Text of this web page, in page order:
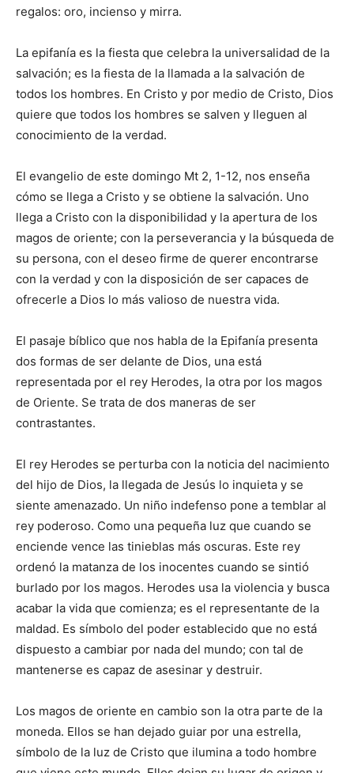
regalos: oro, incienso y mirra.
La epifanía es la fiesta que celebra la universalidad de la
salvación; es la fiesta de la llamada a la salvación de
todos los hombres. En Cristo y por medio de Cristo, Dios
quiere que todos los hombres se salven y lleguen al
conocimiento de la verdad.
El evangelio de este domingo Mt 2, 1-12, nos enseña
cómo se llega a Cristo y se obtiene la salvación. Uno
llega a Cristo con la disponibilidad y la apertura de los
magos de oriente; con la perseverancia y la búsqueda de
su persona, con el deseo firme de querer encontrarse
con la verdad y con la disposición de ser capaces de
ofrecerle a Dios lo más valioso de nuestra vida.
El pasaje bíblico que nos habla de la Epifanía presenta
dos formas de ser delante de Dios, una está
representada por el rey Herodes, la otra por los magos
de Oriente. Se trata de dos maneras de ser
contrastantes.
El rey Herodes se perturba con la noticia del nacimiento
del hijo de Dios, la llegada de Jesús lo inquieta y se
siente amenazado. Un niño indefenso pone a temblar al
rey poderoso. Como una pequeña luz que cuando se
enciende vence las tinieblas más oscuras. Este rey
ordenó la matanza de los inocentes cuando se sintió
burlado por los magos. Herodes usa la violencia y busca
acabar la vida que comienza; es el representante de la
maldad. Es símbolo del poder establecido que no está
dispuesto a cambiar por nada del mundo; con tal de
mantenerse es capaz de asesinar y destruir.
Los magos de oriente en cambio son la otra parte de la
moneda. Ellos se han dejado guiar por una estrella,
símbolo de la luz de Cristo que ilumina a todo hombre